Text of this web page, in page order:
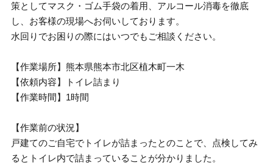
策としてマスク・ゴム手袋の着用、アルコール消毒を徹底
し、お客様の現場へお伺いしております。
水回りでお困りの際にはいつでもご相談ください。
【作業場所】熊本県熊本市北区植木町一木
【依頼内容】トイレ詰まり
【作業時間】1時間
【作業前の状況】
戸建てのご自宅でトイレが詰まったとのことで、点検してみ
るとトイレ内で詰まっていることが分かりました。